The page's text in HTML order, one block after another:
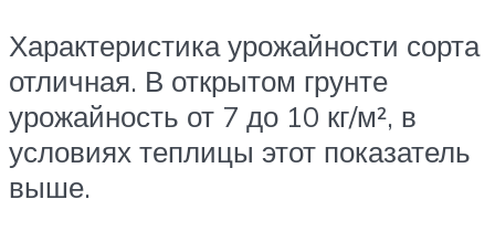
Характеристика урожайности сорта
отличная. В открытом грунте
урожайность от 7 до 10 кг/м², в
условиях теплицы этот показатель
выше.